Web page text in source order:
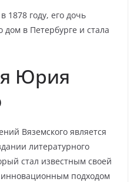
1878 году, его дочь
дом в Петербурге и стала
Юрия
Вяземского является
литературного
стал известным своей
инновационным подходом